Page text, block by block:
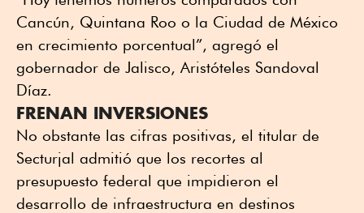
Cancún, Quintana Roo o la Ciudad de México
en crecimiento porcentual”, agregó el
gobernador de Jalisco, Aristóteles Sandoval
Díaz.
FRENAN INVERSIONES
No obstante las cifras positivas, el titular de
Secturjal admitió que los recortes al
presupuesto federal que impidieron el
desarrollo de infraestructura en destinos